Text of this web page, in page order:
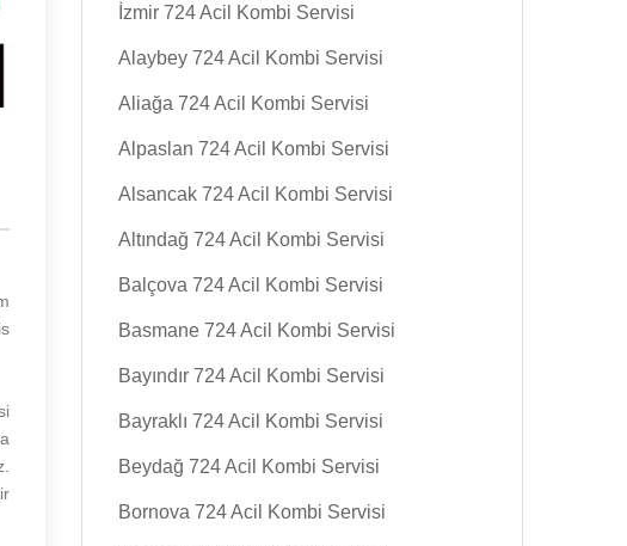
İzmir 724 Acil Kombi Servisi
Alaybey 724 Acil Kombi Servisi
Aliağa 724 Acil Kombi Servisi
Alpaslan 724 Acil Kombi Servisi
Alsancak 724 Acil Kombi Servisi
Altındağ 724 Acil Kombi Servisi
Balçova 724 Acil Kombi Servisi
Basmane 724 Acil Kombi Servisi
Bayındır 724 Acil Kombi Servisi
Bayraklı 724 Acil Kombi Servisi
Beydağ 724 Acil Kombi Servisi
Bornova 724 Acil Kombi Servisi